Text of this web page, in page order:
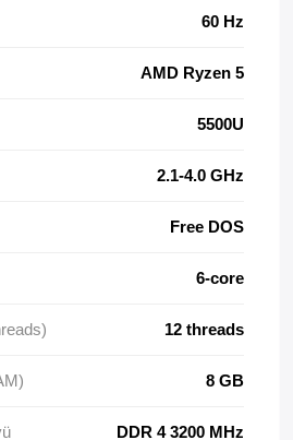
60 Hz
AMD Ryzen 5
5500U
2.1-4.0 GHz
Free DOS
6-core
12 threads
8 GB
DDR 4 3200 MHz